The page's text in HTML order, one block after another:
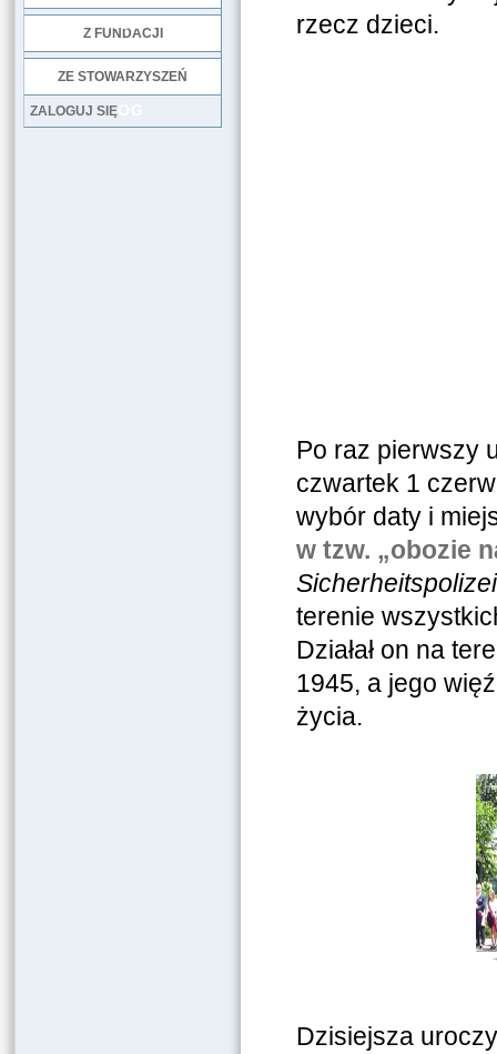
Z FUNDACJI
ZE STOWARZYSZEŃ
LOG
ZALOGUJ SIĘ
rzecz dzieci.
Po raz pierwszy
czwartek 1
wybór daty i
w tzw. „obozie
terenie
Działał on na
1945, a jego
życia.
Dzisiejsza